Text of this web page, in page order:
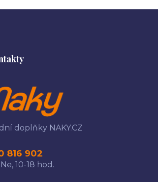
doplňky NAKY.CZ
816 902
10-18 hod.